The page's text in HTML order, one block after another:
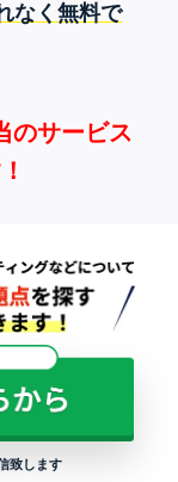
なく無料で
のサービス
致します